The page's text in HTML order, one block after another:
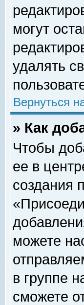
могут
удалять
Вернуться
» Как
Чтобы
ее в
создания
можете
в группе
сможете